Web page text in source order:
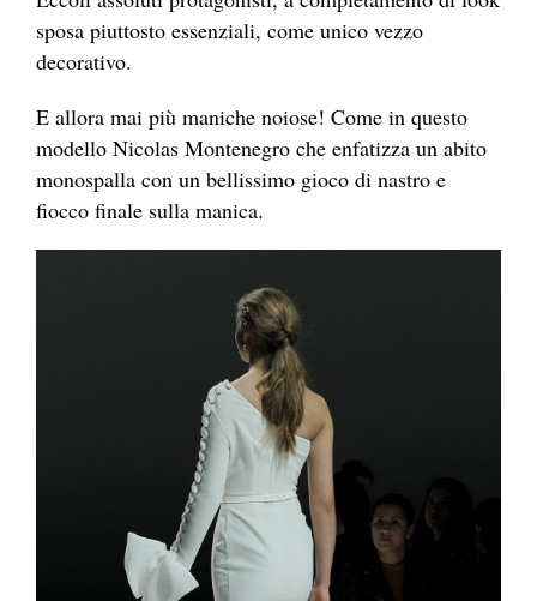
sposa piuttosto essenziali, come unico vezzo
decorativo.
E allora mai più maniche noiose! Come in questo
modello Nicolas Montenegro che enfatizza un abito
monospalla con un bellissimo gioco di nastro e
fiocco finale sulla manica.